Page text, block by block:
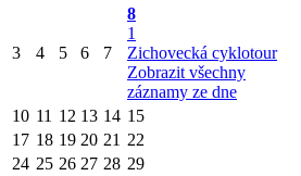
3 4 5 6 7
8
1
Zichovecká cyklotour
Zobrazit všechny
záznamy ze dne
10 11 12 13 14 15
17 18 19 20 21 22
24 25 26 27 28 29